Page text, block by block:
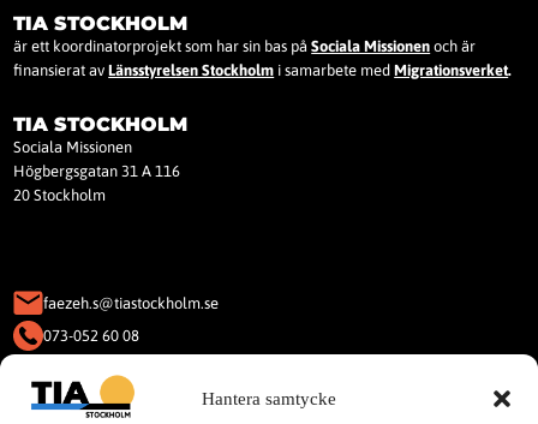
Hantera samtycke
TIA STOCKHOLM
är ett koordinatorprojekt som har sin bas påSociala Missionen och är
finansierat avLänsstyrelsen Stockholm i samarbete medMigrationsverket.
TIA STOCKHOLM
Sociala Missionen
Högbergsgatan 31 A 116
20 Stockholm
faezeh.s@tiastockholm.se
073-052 60 08
KAKOR (COOKIES)
Denna webbplats använder Kakor